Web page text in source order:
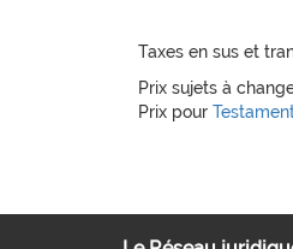
Taxes en sus et
Prix sujets à
Prix pour